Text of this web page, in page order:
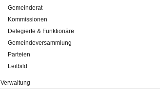
Gemeinderat
Kommissionen
Delegierte & Funktionäre
Gemeindeversammlung
Parteien
Leitbild
Verwaltung